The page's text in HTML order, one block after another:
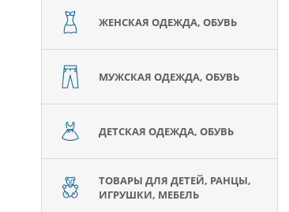
ЖЕНСКАЯ ОДЕЖДА, ОБУВЬ
МУЖСКАЯ ОДЕЖДА, ОБУВЬ
ДЕТСКАЯ ОДЕЖДА, ОБУВЬ
ТОВАРЫ ДЛЯ ДЕТЕЙ, РАНЦЫ,
ИГРУШКИ, МЕБЕЛЬ